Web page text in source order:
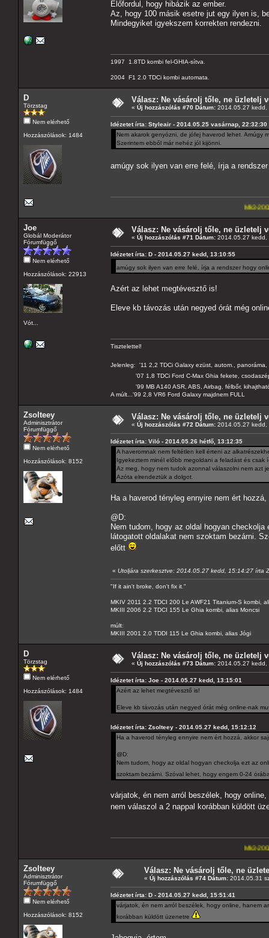
Előfordul, hogy hibázik az ember.
Az, hogy 100 másik esetre jut egy ilyen is,
Mindegyiket igyekszem korrekten rendezni.
1997 1.8TD kombi fel-GHIA-sítva.
2004 F1 2.0 TDCi kombi automata.
D
Törzstag
Nem elérhető
Hozzászólások: 1484
Válasz: Ne vásárolj tőle, ne üzletelj
« Új hozzászólás #70 Dátum: 2014.05.27 kedd,
Idézetet írta: Styleair - 2014.05.25 vasárnap, 22:32:30
Nem akarok genyózni, de jófej haverod lehet. Amúgy
Szerintem ebből már nehéz jól kijönni.
amúgy sok ilyen van erre felé, írja a
Mk3-2002-2,5-V6---A4-
Joe
Globál Moderátor
Fórumfüggő
Nem elérhető
Hozzászólások: 22913
Vót...
Válasz: Ne vásárolj tőle, ne üzletelj
« Új hozzászólás #71 Dátum: 2014.05.27 kedd,
Idézetet írta: D - 2014.05.27 kedd, 13:10:55
amúgy sok ilyen van erre felé, írja a rendszer hogy
Azért az lehet megtévesztő is!
Eleve kb távozás után negyed órát még
Tisztelettel!
Jelenleg: '11 2,2 TDCi Galaxy ezüst, autom.,
'07 1,8 TDCi Ford C-Max Ghia fekete,
'99 MB A140 ASR, ABS, Airbag, félbőr, kihajtható
A múlt...'99 2,8 VR6 Ford Galaxy majdnem FULL
Zsolteey
Adminisztrátor
Fórumfüggő
Nem elérhető
Hozzászólások: 8152
Válasz: Ne vásárolj tőle, ne üzletelj
« Új hozzászólás #72 Dátum: 2014.05.27 kedd,
Idézetet írta: Viló - 2014.05.26 hétfő, 13:12:35
A haveromnak nem feltétlen kell érteni az
Igyekeztem minél előbb megoldani a feladást és csak
Az meg, hogy nem tudok azonnal válaszolni nem azt
Azóta elrendeztük a dolgot.
Ha a haverod tényleg ennyire nem ért
@D:
Nem tudom, hogy az oldal hogyan
látogatott oldalakat nem szoktam bezárni.
előtt
« Utoljára szerkesztve: 2014.05.27 kedd, 15:14:27 írta
"If it ain't broke, don't fix it."
MKIV 2011 2.2 TDCI 200 Le AWF21 Titanium-S kombi,
MKIII 2006 2.2 TDCI 155 Le Ghia kombi, alias Moncsi
múlt:
MKIII 2001 2.0 TDDI 115 Le Ghia kombi, alias Jógi
D
Törzstag
Nem elérhető
Hozzászólások: 1484
Válasz: Ne vásárolj tőle, ne üzletelj
« Új hozzászólás #73 Dátum: 2014.05.27 kedd,
Idézetet írta: Joe - 2014.05.27 kedd, 13:15:01
Azért az lehet megtévesztő is!
Eleve kb távozás után negyed órát még online-nak
Idézetet írta: Zsolteey - 2014.05.27 kedd, 15:12:12
Ha a haverod tényleg ennyire nem ért hozzá, akkor
@D:
Nem tudom, hogy az oldal hogyan checkolja ezt az
szoktam bezárni. Szóval lehet, hogy engem 0-24
várjatok, én nem arról beszélek, hogy
nem válaszol a 2 nappal korábban küldött
Mk3-2002-2,5-V6---A4-
Zsolteey
Adminisztrátor
Fórumfüggő
Nem elérhető
Hozzászólások: 8152
Válasz: Ne vásárolj tőle, ne
« Új hozzászólás #74 Dátum: 2014.05.31
Idézetet írta: D - 2014.05.27 kedd, 15:51:41
várjatok, én nem arról beszélek, hogy online, hanem
korábban küldött üzenetre